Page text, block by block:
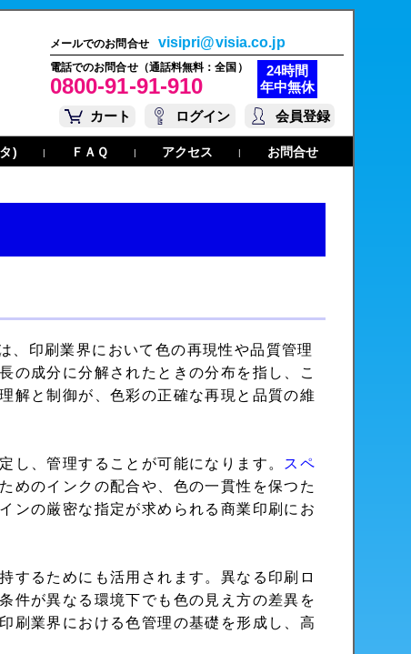
メールでのお問合せ visipri@visia.co.jp
電話でのお問合せ（通話料無料：全国）
0800-91-91-910
24時間
年中無休
カート
ログイン 会員登録
) | ＦＡＱ | アクセス | お問合せ
、印刷業界において色の再現性や品質管理
の成分に分解されたときの分布を指し、こ
解と制御が、色彩の正確な再現と品質の維
し、管理することが可能になります。 スペ
めのインクの配合や、色の一貫性を保つた
ンの厳密な指定が求められる商業印刷にお
するためにも活用されます。異なる印刷ロ
件が異なる環境下でも色の見え方の差異を
刷業界における色管理の基礎を形成し、高